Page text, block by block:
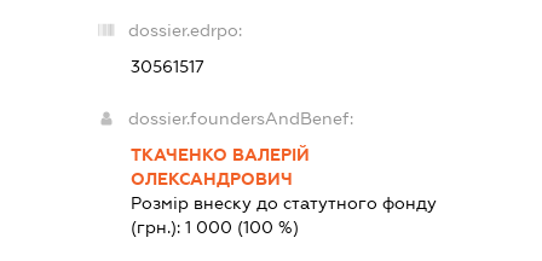
dossier.edrpo:
30561517
dossier.foundersAndBenef:
ТКАЧЕНКО ВАЛЕРІЙ
ОЛЕКСАНДРОВИЧ
Розмір внеску до статутного фонду
(грн.): 1 000 (100 %)